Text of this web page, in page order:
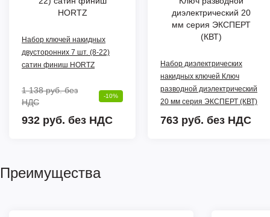
Набор ключей накидных
двусторонних 7 шт. (8-22)
сатин финиш HORTZ
1 138 руб.без
НДС
-10%
932 руб. без НДС
Набор диэлектрических
накидных ключей Ключ
разводной диэлектрический
20 мм серия ЭКСПЕРТ (КВТ)
763 руб. без НДС
Преимущества